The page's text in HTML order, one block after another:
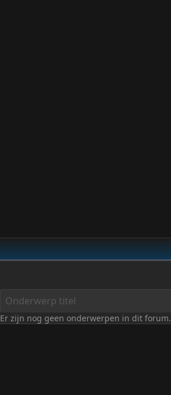
Er zijn nog geen onderwerpen in dit forum.